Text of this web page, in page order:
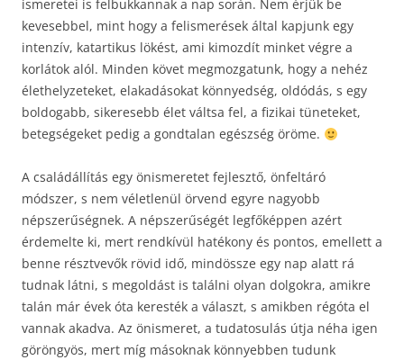
ismeretei is felbukkannak a nap során. Nem érjük be
kevesebbel, mint hogy a felismerések által kapjunk egy
intenzív, katartikus lökést, ami kimozdít minket végre a
korlátok alól. Minden követ megmozgatunk, hogy a nehéz
élethelyzeteket, elakadásokat könnyedség, oldódás, s egy
boldogabb, sikeresebb élet váltsa fel, a fizikai tüneteket,
betegségeket pedig a gondtalan egészség öröme.
A családállítás egy önismeretet fejlesztő, önfeltáró
módszer, s nem véletlenül örvend egyre nagyobb
népszerűségnek. A népszerűségét legfőképpen azért
érdemelte ki, mert rendkívül hatékony és pontos, emellett a
benne résztvevők rövid idő, mindössze egy nap alatt rá
tudnak látni, s megoldást is találni olyan dolgokra, amikre
talán már évek óta keresték a választ, s amikben régóta el
vannak akadva. Az önismeret, a tudatosulás útja néha igen
göröngyös, mert míg másoknak könnyebben tudunk